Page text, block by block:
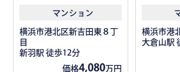
マンション
横浜市港北区新吉田東８丁
目
新羽駅 徒歩12分
価格4,080万円
横浜市港
大倉山駅